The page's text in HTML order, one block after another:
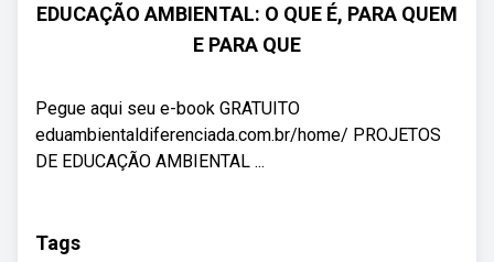
EDUCAÇÃO AMBIENTAL: O QUE É, PARA QUEM
E PARA QUE
Pegue aqui seu e-book GRATUITO
eduambientaldiferenciada.com.br/home/ PROJETOS
DE EDUCAÇÃO AMBIENTAL ...
Tags